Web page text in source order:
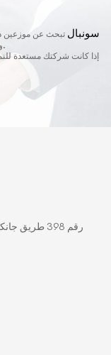
سونبال تبحث عن موزعين
ورؤية مشتركة للطاقة النظيفة.
إذا كانت شركتك مستعدة
رقم 398 طريق جانكوان، منطقة شوشان، مدينة خفي، مقاطعة آنهوي